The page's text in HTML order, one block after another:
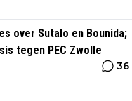
over Sutalo en Bounida;
tegen PEC Zwolle
36